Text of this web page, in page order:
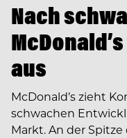
Nach
aus
McDonald’s zieht
schwachen
Markt. An der